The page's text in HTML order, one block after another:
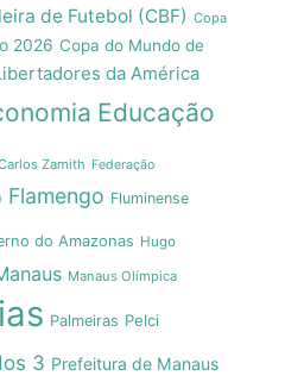
de Futebol (CBF) Copa
2026 Copa do Mundo de
da América
Educação
Zamith Federação
Flamengo Fluminense
do Amazonas Hugo
Manaus Olímpica
Palmeiras Pelci
3 Prefeitura de Manaus